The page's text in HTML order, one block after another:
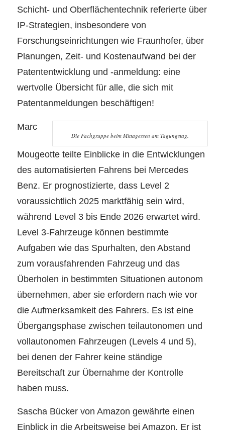
Schicht- und Oberflächentechnik referierte über
IP-Strategien, insbesondere von
Forschungseinrichtungen wie Fraunhofer, über
Planungen, Zeit- und Kostenaufwand bei der
Patententwicklung und -anmeldung: eine
wertvolle Übersicht für alle, die sich mit
Patentanmeldungen beschäftigen!
Die Fachgruppe beim Mittagessen am Tagungstag.
Marc
Mougeotte teilte Einblicke in die Entwicklungen
des automatisierten Fahrens bei Mercedes
Benz. Er prognostizierte, dass Level 2
voraussichtlich 2025 marktfähig sein wird,
während Level 3 bis Ende 2026 erwartet wird.
Level 3-Fahrzeuge können bestimmte
Aufgaben wie das Spurhalten, den Abstand
zum vorausfahrenden Fahrzeug und das
Überholen in bestimmten Situationen autonom
übernehmen, aber sie erfordern nach wie vor
die Aufmerksamkeit des Fahrers. Es ist eine
Übergangsphase zwischen teilautonomen und
vollautonomen Fahrzeugen (Levels 4 und 5),
bei denen der Fahrer keine ständige
Bereitschaft zur Übernahme der Kontrolle
haben muss.
Sascha Bücker von Amazon gewährte einen
Einblick in die Arbeitsweise bei Amazon. Er ist